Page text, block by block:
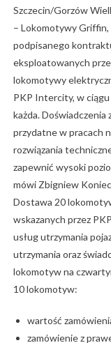
Szczecin/Gorzów
– Lokomotywy
podpisanego
eksploatowanych
lokomotywy
PKP Intercity, w
każda.
przydatne w pracach
rozwiązania
zapewnić wysoki
mówi Zbigniew
Dostawa 20
wskazanych przez
usług utrzymania
utrzymania oraz
lokomotyw na
10 lokomotyw:
wartość
zamówienie z